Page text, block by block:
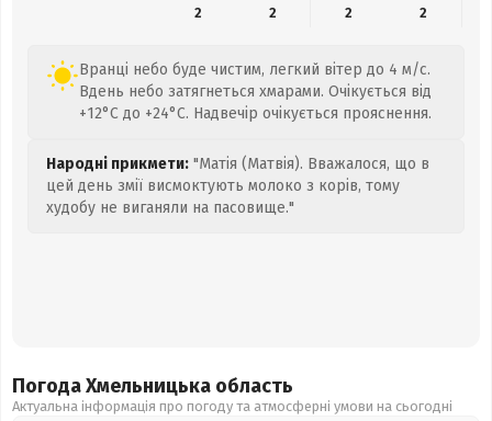
2
2 2 2
Вранці небо буде чистим, легкий вітер до 4 м/с.
Вдень небо затягнеться хмарами. Очікується від
+12°C до +24°C. Надвечір очікується прояснення.
Народні прикмети: "Матія (Матвія). Вважалося, що в
цей день змії висмоктують молоко з корів, тому
худобу не виганяли на пасовище."
Погода Хмельницька область
Актуальна інформація про погоду та атмосферні умови на сьогодні